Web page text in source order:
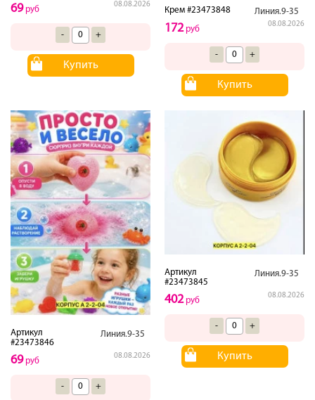
08.08.2026
69руб
- +
Купить
Крем #23473848 Линия.9-35
08.08.2026
172руб
- +
Купить
Артикул
#23473846
Линия.9-35
08.08.2026
69руб
- +
Артикул
#23473845
Линия.9-35
08.08.2026
402руб
- +
Купить